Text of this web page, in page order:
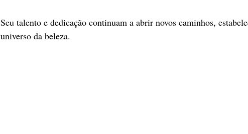
Seu talento e dedicação continuam a abrir novos caminhos,
universo da beleza.